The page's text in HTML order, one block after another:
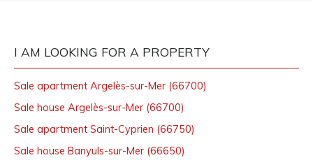
I AM LOOKING FOR A PROPERTY
Sale apartment Argelès-sur-Mer (66700)
Sale house Argelès-sur-Mer (66700)
Sale apartment Saint-Cyprien (66750)
Sale house Banyuls-sur-Mer (66650)